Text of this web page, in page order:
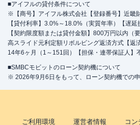
■アイフルの貸付条件について
※【商号】アイフル株式会社【登録番号】近畿
【貸付利率】3.0%～18.0%（実質年率）【遅延
【契約限度額または貸付金額】800万円以内（
高スライド元利定額リボルビング返済方式【返
14年6ヶ月（1～151回）【担保・連帯保証人】
■SMBCモビットのローン契約機について
※ 2026年9月6日をもって、ローン契約機での申
ご利用環境 運営者情報
コ